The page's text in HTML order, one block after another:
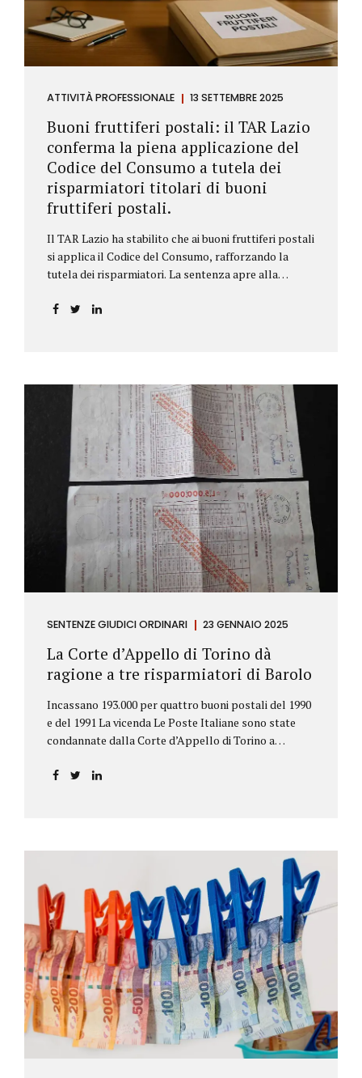
ATTIVITÀ PROFESSIONALE 13 SETTEMBRE 2025
Buoni fruttiferi postali: il TAR Lazio
conferma la piena applicazione del
Codice del Consumo a tutela dei
risparmiatori titolari di buoni
fruttiferi postali.
Il TAR Lazio ha stabilito che ai buoni fruttiferi postali
si applica il Codice del Consumo, rafforzando la
tutela dei risparmiatori. La sentenza apre alla
capitale o interessi per mancanza di informazioni
SENTENZE GIUDICI ORDINARI 23 GENNAIO 2025
La Corte d’Appello di Torino dà
ragione a tre risparmiatori di Barolo
Incassano 193.000 per quattro buoni postali del 1990
e del 1991 La vicenda Le Poste Italiane sono state
condannate dalla Corte d’Appello di Torino a
per oltre 193.000,00 euro: la sentenza ribalta la
causa di una modifica dei rendimenti risalente al 1986,
precedente alla loro sottoscrizione, e di un timbro
che Poste aveva messo sopra la tabella, la quale
riportava un generico...